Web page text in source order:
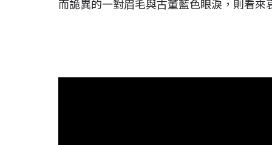
而詭異的一對眉毛與古董藍色眼淚，則看來